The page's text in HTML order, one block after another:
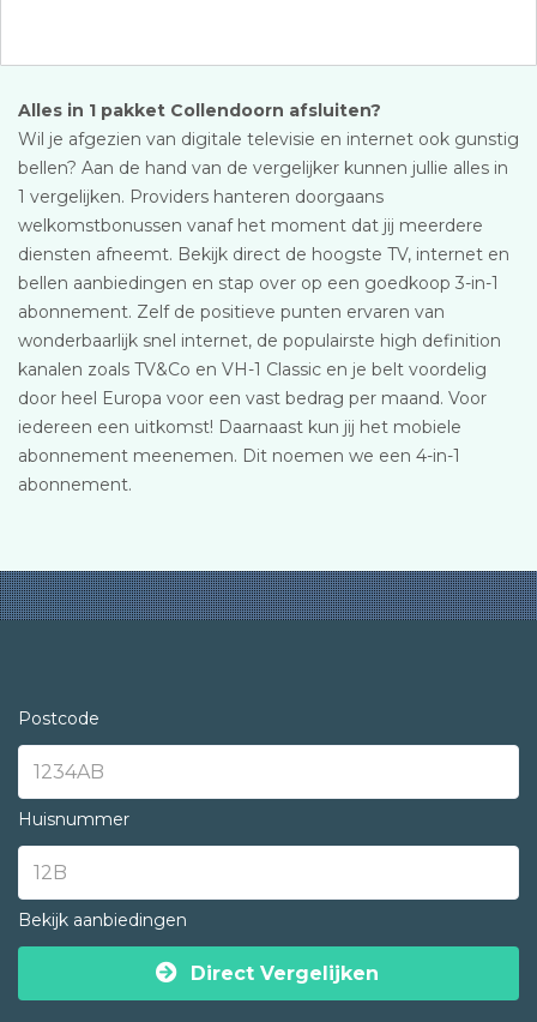
Alles in 1 pakket Collendoorn afsluiten?
Wil je afgezien van digitale televisie en internet ook gunstig
bellen? Aan de hand van de vergelijker kunnen jullie alles in
1 vergelijken. Providers hanteren doorgaans
welkomstbonussen vanaf het moment dat jij meerdere
diensten afneemt. Bekijk direct de hoogste TV, internet en
bellen aanbiedingen en stap over op een goedkoop 3-in-1
abonnement. Zelf de positieve punten ervaren van
wonderbaarlijk snel internet, de populairste high definition
kanalen zoals TV&Co en VH-1 Classic en je belt voordelig
door heel Europa voor een vast bedrag per maand. Voor
iedereen een uitkomst! Daarnaast kun jij het mobiele
abonnement meenemen. Dit noemen we een 4-in-1
abonnement.
Postcode
Huisnummer
Bekijk aanbiedingen
Direct Vergelijken